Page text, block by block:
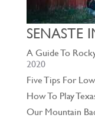
SENASTE
A Guide To
2020
Five Tips For
How To Play
Our Mountain